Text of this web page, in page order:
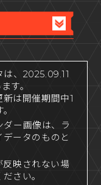
、2025.09.11
す。
は開催期間中1
ー画像は、ラ
ータのものと
映されない場
さい。